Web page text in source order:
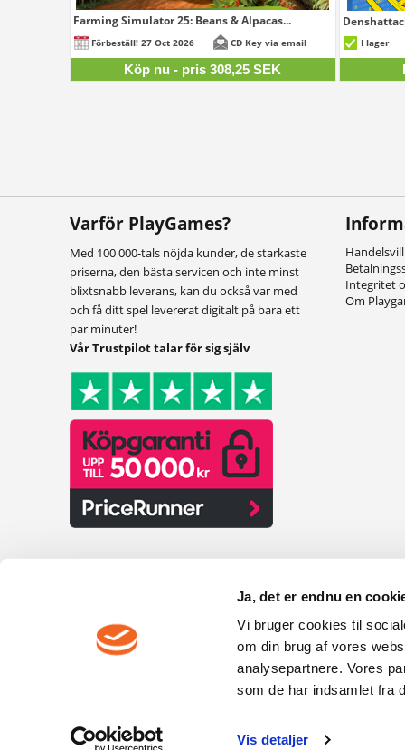
Ja, det er endnu en
Vi bruger cookies til
om din brug af vores
analysepartnere. Vores
som de har indsamlet fra
Vis detaljer
Farming Simulator 25: Beans & Alpacas...
308,25 SEK
Förbeställ! 27 Oct 2026 CD Key via email
Köp nu - pris 308,25 SEK
I lager
Varför PlayGames?
Med 100 000-tals nöjda kunder, de starkaste
priserna, den bästa servicen och inte minst
blixtsnabb leverans, kan du också var med
och få ditt spel levererat digitalt på bara ett
par minuter!
Vår Trustpilot talar för sig själv
Integritet
Om